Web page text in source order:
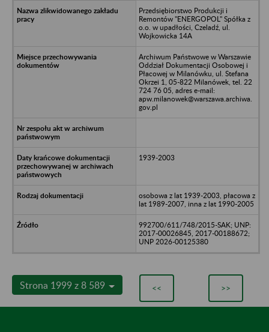
Przedsiębiorstwo Produkcji i
Remontów "ENERGOPOL" Spółka z
o.o. w upadłości, Czeladź, ul.
Wojkowicka 14A
Archiwum Państwowe w Warszawie
Oddział Dokumentacji Osobowej i
Płacowej w Milanówku, ul. Stefana
Okrzei 1, 05-822 Milanówek, tel. 22
724 76 05, adres e-mail:
apw.milanowek@warszawa.archiwa.
gov.pl
1939-2003
osobowa z lat 1939-2003, płacowa z
lat 1989-2007, inna z lat 1990-2005
992700/611/748/2015-SAK; UNP:
2017-00026845, 2017-00188672;
UNP 2026-00125380
Strona 1999 z 8 589 << >>